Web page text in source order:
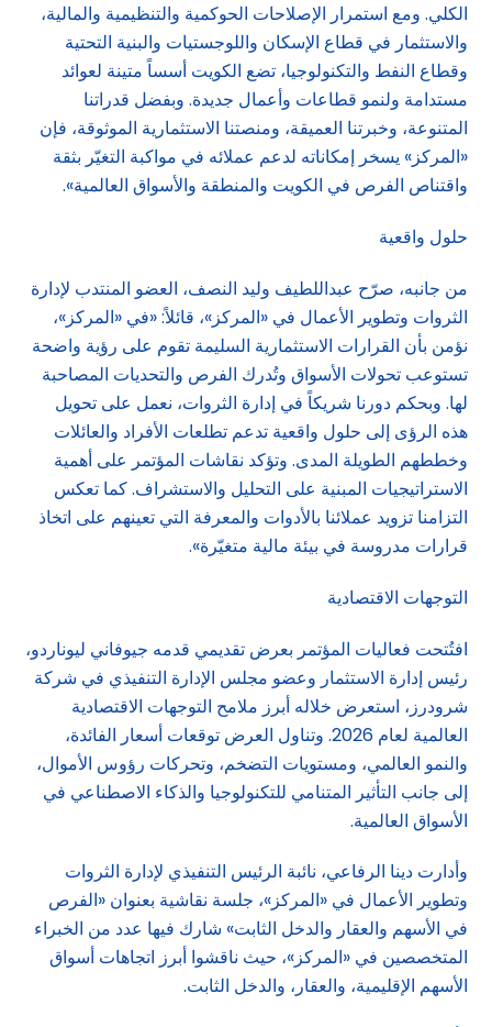
الكلي. ومع استمرار الإصلاحات الحوكمية والتنظيمية والمالية،
والاستثمار في قطاع الإسكان واللوجستيات والبنية التحتية
وقطاع النفط والتكنولوجيا، تضع الكويت أسساً متينة لعوائد
مستدامة ولنمو قطاعات وأعمال جديدة. وبفضل قدراتنا
المتنوعة، وخبرتنا العميقة، ومنصتنا الاستثمارية الموثوقة، فإن
«المركز» يسخر إمكاناته لدعم عملائه في مواكبة التغيّر بثقة
واقتناص الفرص في الكويت والمنطقة والأسواق العالمية».
حلول واقعية
من جانبه، صرّح عبداللطيف وليد النصف، العضو المنتدب لإدارة
الثروات وتطوير الأعمال في «المركز»، قائلاً: «في «المركز»،
نؤمن بأن القرارات الاستثمارية السليمة تقوم على رؤية واضحة
تستوعب تحولات الأسواق وتُدرك الفرص والتحديات المصاحبة
لها. وبحكم دورنا شريكاً في إدارة الثروات، نعمل على تحويل
هذه الرؤى إلى حلول واقعية تدعم تطلعات الأفراد والعائلات
وخططهم الطويلة المدى. وتؤكد نقاشات المؤتمر على أهمية
الاستراتيجيات المبنية على التحليل والاستشراف. كما تعكس
التزامنا تزويد عملائنا بالأدوات والمعرفة التي تعينهم على اتخاذ
قرارات مدروسة في بيئة مالية متغيّرة».
التوجهات الاقتصادية
افتُتحت فعاليات المؤتمر بعرض تقديمي قدمه جيوفاني ليوناردو،
رئيس إدارة الاستثمار وعضو مجلس الإدارة التنفيذي في شركة
شرودرز، استعرض خلاله أبرز ملامح التوجهات الاقتصادية
العالمية لعام 2026. وتناول العرض توقعات أسعار الفائدة،
والنمو العالمي، ومستويات التضخم، وتحركات رؤوس الأموال،
إلى جانب التأثير المتنامي للتكنولوجيا والذكاء الاصطناعي في
الأسواق العالمية.
وأدارت دينا الرفاعي، نائبة الرئيس التنفيذي لإدارة الثروات
وتطوير الأعمال في «المركز»، جلسة نقاشية بعنوان «الفرص
في الأسهم والعقار والدخل الثابت» شارك فيها عدد من الخبراء
المتخصصين في «المركز»، حيث ناقشوا أبرز اتجاهات أسواق
الأسهم الإقليمية، والعقار، والدخل الثابت.